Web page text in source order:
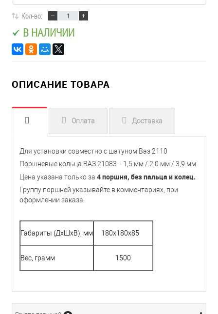
Кол-во:
В НАЛИЧИИ
ОПИСАНИЕ ТОВАРА
Оплата Доставка
Для установки совместно с шатуном Ваз 2110
Поршневые кольца ВАЗ 21083 - 1,5 мм / 2,0 мм / 3,9 мм
Цена указана только за 4 поршня, без пальца и колец.
Группу поршней указывайте в комментариях, при
оформлении заказа.
Габариты (ДхШхВ), мм 180х180х85
Вес, грамм 1500